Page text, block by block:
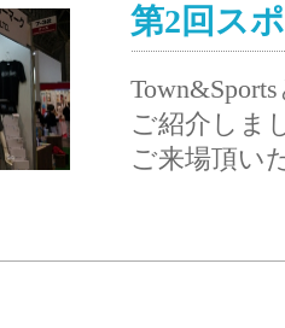
第2回ス
ご紹介しま
ご来場頂い